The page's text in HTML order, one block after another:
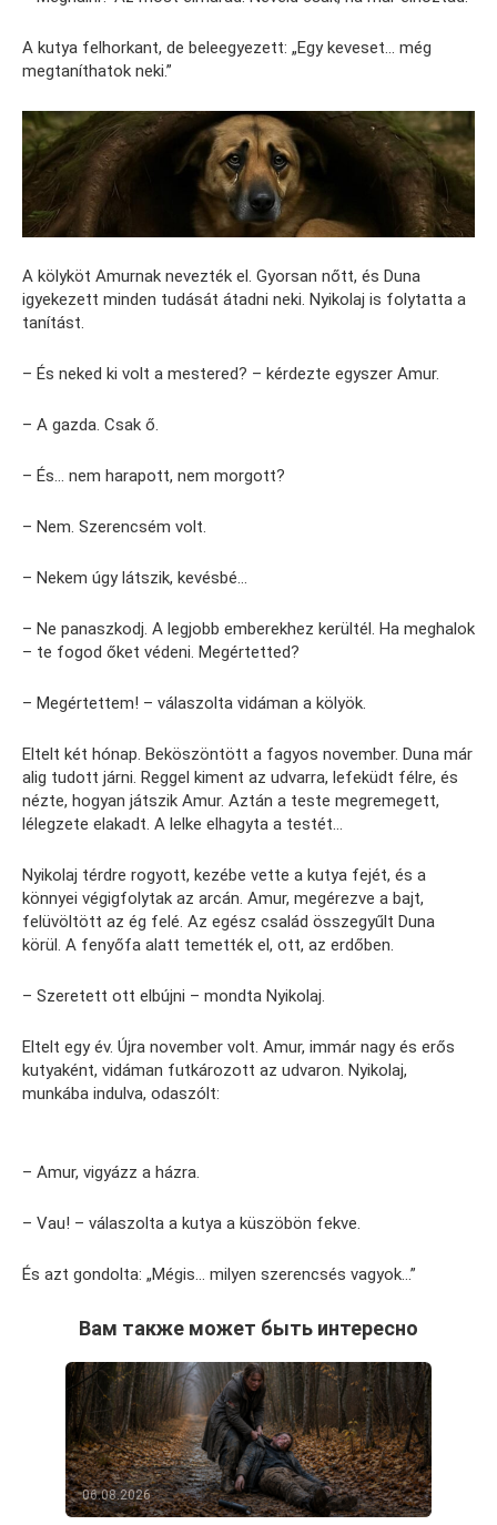
A kutya felhorkant, de beleegyezett: „Egy keveset… még
megtaníthatok neki.”
A kölyköt Amurnak nevezték el. Gyorsan nőtt, és Duna
igyekezett minden tudását átadni neki. Nyikolaj is folytatta a
tanítást.
– És neked ki volt a mestered? – kérdezte egyszer Amur.
– A gazda. Csak ő.
– És… nem harapott, nem morgott?
– Nem. Szerencsém volt.
– Nekem úgy látszik, kevésbé…
– Ne panaszkodj. A legjobb emberekhez kerültél. Ha meghalok
– te fogod őket védeni. Megértetted?
– Megértettem! – válaszolta vidáman a kölyök.
Eltelt két hónap. Beköszöntött a fagyos november. Duna már
alig tudott járni. Reggel kiment az udvarra, lefeküdt félre, és
nézte, hogyan játszik Amur. Aztán a teste megremegett,
lélegzete elakadt. A lelke elhagyta a testét…
Nyikolaj térdre rogyott, kezébe vette a kutya fejét, és a
könnyei végigfolytak az arcán. Amur, megérezve a bajt,
felüvöltött az ég felé. Az egész család összegyűlt Duna
körül. A fenyőfa alatt temették el, ott, az erdőben.
– Szeretett ott elbújni – mondta Nyikolaj.
Eltelt egy év. Újra november volt. Amur, immár nagy és erős
kutyaként, vidáman futkározott az udvaron. Nyikolaj,
munkába indulva, odaszólt:
– Amur, vigyázz a házra.
– Vau! – válaszolta a kutya a küszöbön fekve.
És azt gondolta: „Mégis… milyen szerencsés vagyok…”
Вам также может быть интересно
06.08.2026